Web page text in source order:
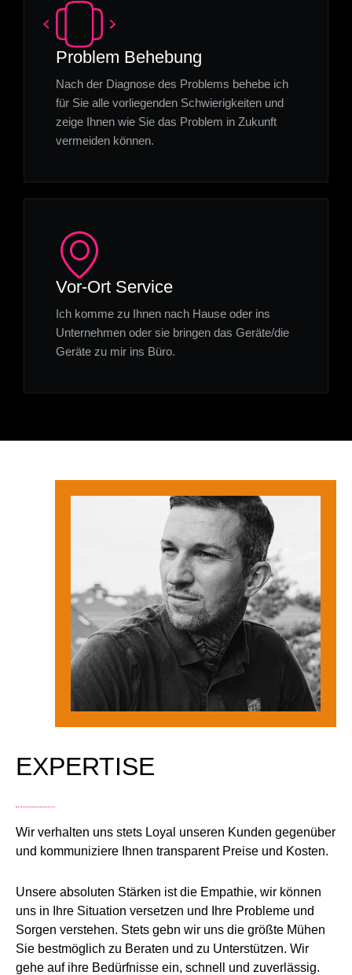
Problem Behebung
Nach der Diagnose des Problems behebe ich
für Sie alle vorliegenden Schwierigkeiten und
zeige Ihnen wie Sie das Problem in Zukunft
vermeiden können.
Vor-Ort Service
Ich komme zu Ihnen nach Hause oder ins
Unternehmen oder sie bringen das Geräte/die
Geräte zu mir ins Büro.
EXPERTISE
Wir verhalten uns stets Loyal unseren Kunden gegenüber
und kommuniziere Ihnen transparent Preise und Kosten.
Unsere absoluten Stärken ist die Empathie, wir können
uns in Ihre Situation versetzen und Ihre Probleme und
Sorgen verstehen. Stets gebn wir uns die größte Mühen
Sie bestmöglich zu Beraten und zu Unterstützen. Wir
gehe auf ihre Bedürfnisse ein, schnell und zuverlässig.